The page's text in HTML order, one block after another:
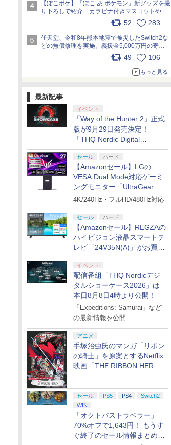
【ぽこポケ】「ぽこ あ ポケモン」新グッズを撮
り下ろしで紹介 カラビナ付きマスコットやス
52 283
任天堂、令和8年熊本地震で被災したSwitch2な
どの無償修理を実施。義援金5,000万円の寄付
も発表 pic.x.com/BAYsMfUfUC
49 106
もっと見る
最新記事
イベント
「Way of the Hunter 2」正式
版が9月29日発売決定！
「THQ Nordic Digital
Showcase 2026」まとめ
セール ハード
【Amazonセール】LGの
VESA Dual Mode対応ゲーミ
ングモニター「UltraGear
27G850A-B」がお買い得！
4K/240Hz・フルHD/480Hz対応
セール ハード
【Amazonセール】REGZAの
ハイビジョン液晶スマートテ
レビ「24V35N(A)」がお買い
得！
イベント
配信番組「THQ Nordicデジ
タルショーケース2026」は
本日8月8日4時より公開！
「Expeditions: Samurai」など
の最新情報を公開
アニメ
手塚治虫氏のマンガ「リボン
の騎士」を原案とするNetflix
映画「THE RIBBON HERO
セール PS5 PS4
Switch2
WIN
「オクトパストラベラー」
70%オフで1,643円！ もうす
ぐ終了のセール情報まとめ